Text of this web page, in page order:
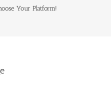
Your Platform!